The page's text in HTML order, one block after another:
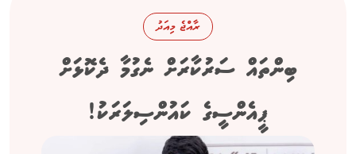
ރާއްޖެ މިއަދު
ބިންތައް ސަރުކާރަށް ނެގުމާ ދެކޮޅަށް
ޕީއެންސީގެ ކައުންސިލަރަކު!